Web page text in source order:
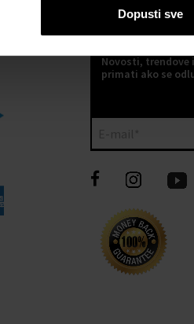
Dopusti sve
Novosti, trendove
primati ako se